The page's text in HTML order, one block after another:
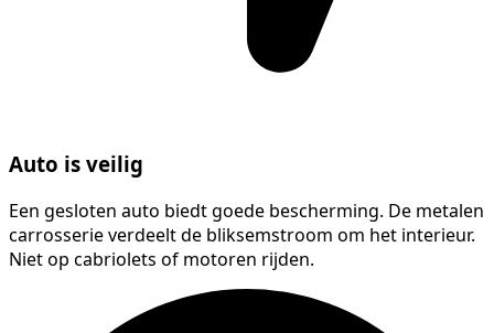
Auto is veilig
Een gesloten auto biedt goede bescherming. De metalen
carrosserie verdeelt de bliksemstroom om het interieur.
Niet op cabriolets of motoren rijden.